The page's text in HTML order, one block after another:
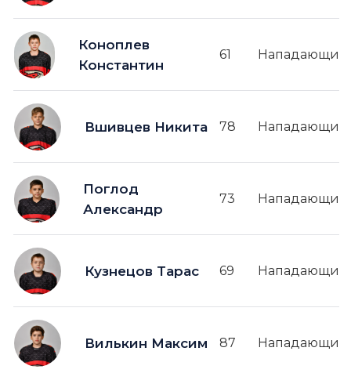
Коноплев
Константин
61 Нападающий
Вшивцев Никита 78 Нападающий
Поглод
Александр
73 Нападающий
Кузнецов Тарас 69 Нападающий
Вилькин Максим 87 Нападающий